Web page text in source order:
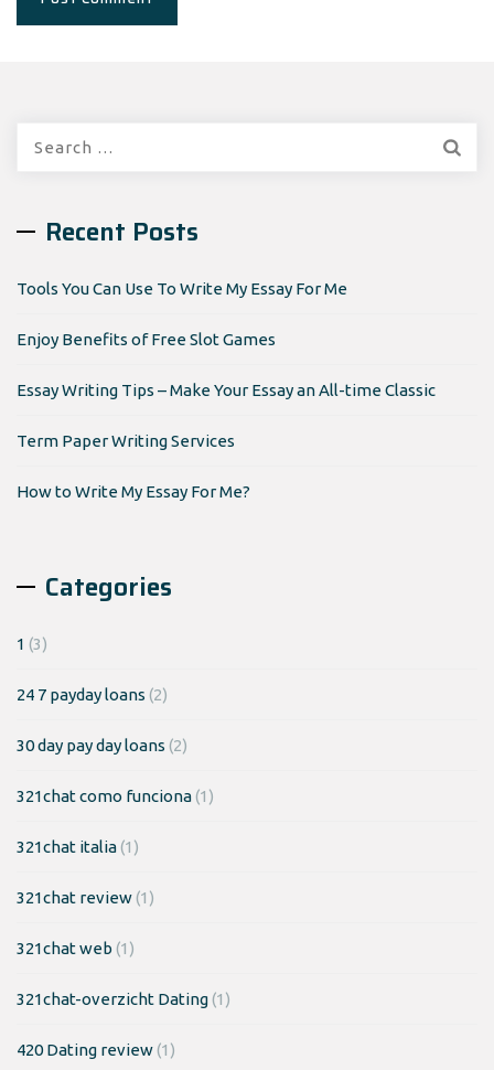
Recent Posts
Tools You Can Use To Write My Essay For Me
Enjoy Benefits of Free Slot Games
Essay Writing Tips – Make Your Essay an All-time Classic
Term Paper Writing Services
How to Write My Essay For Me?
Categories
1 (3)
24 7 payday loans (2)
30 day pay day loans (2)
321chat como funciona(1)
321chat italia(1)
321chat review(1)
321chat web (1)
321chat-overzicht Dating(1)
420 Dating review(1)